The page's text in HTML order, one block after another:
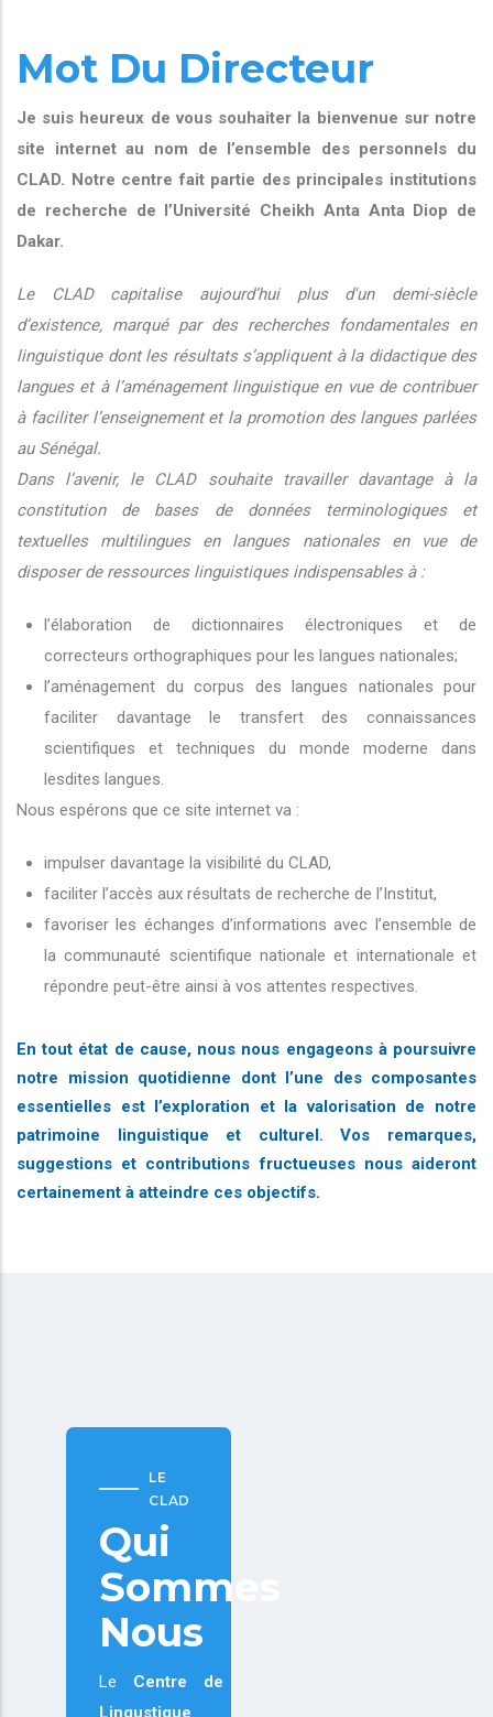
Mot Du Directeur
Je suis heureux de vous souhaiter la bienvenue sur notre
site internet au nom de l’ensemble des personnels du
CLAD. Notre centre fait partie des principales institutions
de recherche de l’Université Cheikh Anta Anta Diop de
Dakar.
Le CLAD capitalise aujourd’hui plus d'un demi-siècle
d’existence, marqué par des recherches fondamentales en
linguistique dont les résultats s’appliquent à la didactique des
langues et à l’aménagement linguistique en vue de contribuer
à faciliter l’enseignement et la promotion des langues parlées
au Sénégal.
Dans l’avenir, le CLAD souhaite travailler davantage à la
constitution de bases de données terminologiques et
textuelles multilingues en langues nationales en vue de
disposer de ressources linguistiques indispensables à :
l’élaboration de dictionnaires électroniques et de
correcteurs orthographiques pour les langues nationales;
l’aménagement du corpus des langues nationales pour
faciliter davantage le transfert des connaissances
scientifiques et techniques du monde moderne dans
lesdites langues.
Nous espérons que ce site internet va :
impulser davantage la visibilité du CLAD,
faciliter l’accès aux résultats de recherche de l’Institut,
favoriser les échanges d’informations avec l’ensemble de
la communauté scientifique nationale et internationale et
répondre peut-être ainsi à vos attentes respectives.
En tout état de cause, nous nous engageons à poursuivre
notre mission quotidienne dont l’une des composantes
essentielles est l’exploration et la valorisation de notre
patrimoine linguistique et culturel. Vos remarques,
suggestions et contributions fructueuses nous aideront
certainement à atteindre ces objectifs.
LE
CLAD
Qui
Sommes
Nous
Le Centre de
Lingustique